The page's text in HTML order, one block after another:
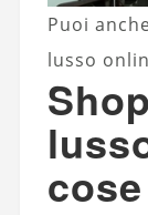
Puoi
lusso